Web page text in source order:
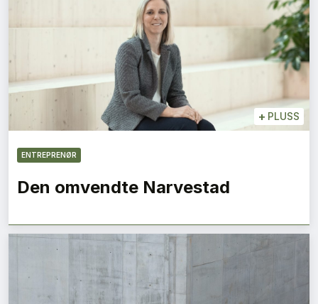
+ PLUSS
ENTREPRENØR
Den omvendte Narvestad